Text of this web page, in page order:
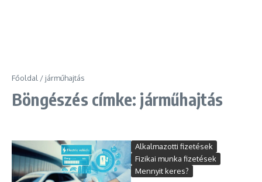
Főoldal / járműhajtás
Böngészés címke: járműhajtás
Alkalmazotti fizetések
Fizikai munka fizetések
Mennyit keres?